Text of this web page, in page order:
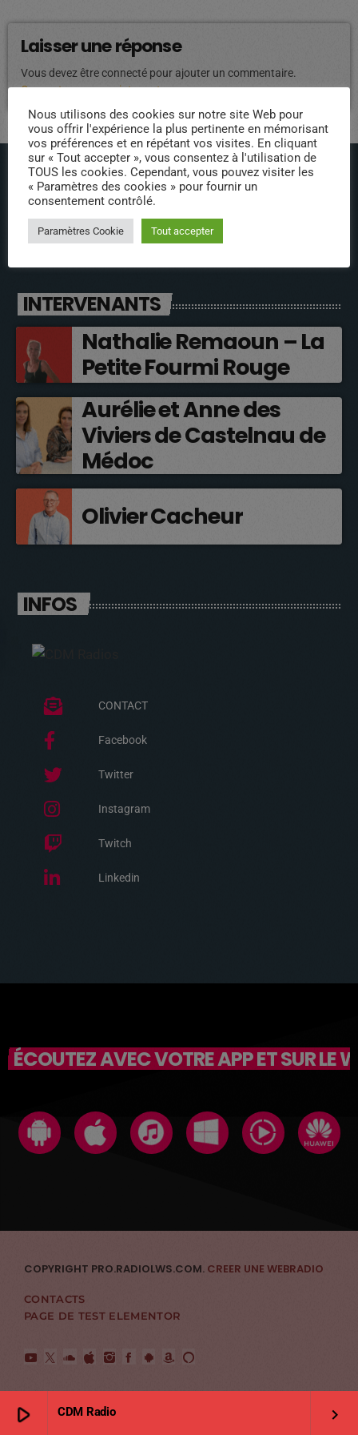
play_arrow CDM Radio keyboard_arrow_right
Laisser une réponse
Vous devez être connecté pour ajouter un commentaire.
Connectez-vous maintenant
ÉPISODES DE PODCAST
INTERVENANTS
Nathalie Remaoun – La
Petite Fourmi Rouge
Aurélie et Anne des
Viviers de Castelnau de
Médoc
Olivier Cacheur
INFOS
CONTACT
Facebook
Twitter
Instagram
Twitch
Linkedin
ÉCOUTEZ AVEC VOTRE APP ET SUR LE
COPYRIGHT PRO.RADIOLWS.COM. CREER UNE WEBRADIO
CONTACTS
PAGE DE TEST ELEMENTOR
Nous utilisons des cookies sur notre site Web pour
vous offrir l'expérience la plus pertinente en mémorisant
vos préférences et en répétant vos visites. En cliquant
sur « Tout accepter », vous consentez à l'utilisation de
TOUS les cookies. Cependant, vous pouvez visiter les
« Paramètres des cookies » pour fournir un
consentement contrôlé.
Paramètres Cookie Tout accepter